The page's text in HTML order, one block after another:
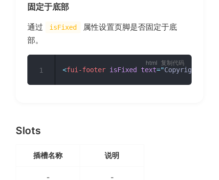
固定于底部
通过 isFixed
属性设置页脚是否固定于底
部。
<fui-footer isFixed text="Copyright ©
1
复制代码
Slots
插槽名称 说明
- -